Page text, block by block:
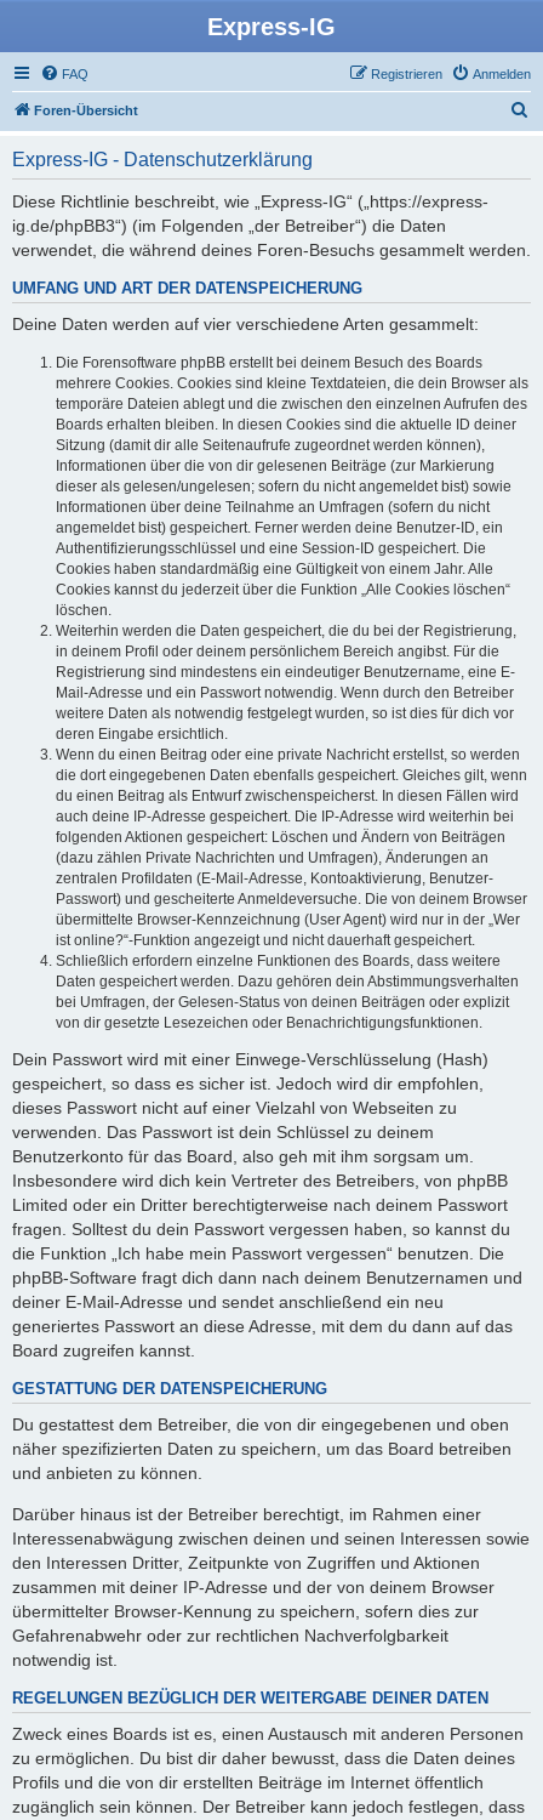
Express-IG
FAQ Anmelden
Registrieren
Foren-Übersicht
Express-IG - Datenschutzerklärung
Diese Richtlinie beschreibt, wie „Express-IG“ („https://express-
ig.de/phpBB3“) (im Folgenden „der Betreiber“) die Daten
verwendet, die während deines Foren-Besuchs gesammelt werden.
UMFANG UND ART DER DATENSPEICHERUNG
Deine Daten werden auf vier verschiedene Arten gesammelt:
Die Forensoftware phpBB erstellt bei deinem Besuch des Boards
mehrere Cookies. Cookies sind kleine Textdateien, die dein Browser als
temporäre Dateien ablegt und die zwischen den einzelnen Aufrufen des
Boards erhalten bleiben. In diesen Cookies sind die aktuelle ID deiner
Sitzung (damit dir alle Seitenaufrufe zugeordnet werden können),
Informationen über die von dir gelesenen Beiträge (zur Markierung
dieser als gelesen/ungelesen; sofern du nicht angemeldet bist) sowie
Informationen über deine Teilnahme an Umfragen (sofern du nicht
angemeldet bist) gespeichert. Ferner werden deine Benutzer-ID, ein
Authentifizierungsschlüssel und eine Session-ID gespeichert. Die
Cookies haben standardmäßig eine Gültigkeit von einem Jahr. Alle
Cookies kannst du jederzeit über die Funktion „Alle Cookies löschen“
löschen.
Weiterhin werden die Daten gespeichert, die du bei der Registrierung,
in deinem Profil oder deinem persönlichem Bereich angibst. Für die
Registrierung sind mindestens ein eindeutiger Benutzername, eine E-
Mail-Adresse und ein Passwort notwendig. Wenn durch den Betreiber
weitere Daten als notwendig festgelegt wurden, so ist dies für dich vor
deren Eingabe ersichtlich.
Wenn du einen Beitrag oder eine private Nachricht erstellst, so werden
die dort eingegebenen Daten ebenfalls gespeichert. Gleiches gilt, wenn
du einen Beitrag als Entwurf zwischenspeicherst. In diesen Fällen wird
auch deine IP-Adresse gespeichert. Die IP-Adresse wird weiterhin bei
folgenden Aktionen gespeichert: Löschen und Ändern von Beiträgen
(dazu zählen Private Nachrichten und Umfragen), Änderungen an
zentralen Profildaten (E-Mail-Adresse, Kontoaktivierung, Benutzer-
Passwort) und gescheiterte Anmeldeversuche. Die von deinem Browser
übermittelte Browser-Kennzeichnung (User Agent) wird nur in der „Wer
ist online?“-Funktion angezeigt und nicht dauerhaft gespeichert.
Schließlich erfordern einzelne Funktionen des Boards, dass weitere
Daten gespeichert werden. Dazu gehören dein Abstimmungsverhalten
bei Umfragen, der Gelesen-Status von deinen Beiträgen oder explizit
von dir gesetzte Lesezeichen oder Benachrichtigungsfunktionen.
Dein Passwort wird mit einer Einwege-Verschlüsselung (Hash)
gespeichert, so dass es sicher ist. Jedoch wird dir empfohlen,
dieses Passwort nicht auf einer Vielzahl von Webseiten zu
verwenden. Das Passwort ist dein Schlüssel zu deinem
Benutzerkonto für das Board, also geh mit ihm sorgsam um.
Insbesondere wird dich kein Vertreter des Betreibers, von phpBB
Limited oder ein Dritter berechtigterweise nach deinem Passwort
fragen. Solltest du dein Passwort vergessen haben, so kannst du
die Funktion „Ich habe mein Passwort vergessen“ benutzen. Die
phpBB-Software fragt dich dann nach deinem Benutzernamen und
deiner E-Mail-Adresse und sendet anschließend ein neu
generiertes Passwort an diese Adresse, mit dem du dann auf das
Board zugreifen kannst.
GESTATTUNG DER DATENSPEICHERUNG
Du gestattest dem Betreiber, die von dir eingegebenen und oben
näher spezifizierten Daten zu speichern, um das Board betreiben
und anbieten zu können.
Darüber hinaus ist der Betreiber berechtigt, im Rahmen einer
Interessenabwägung zwischen deinen und seinen Interessen sowie
den Interessen Dritter, Zeitpunkte von Zugriffen und Aktionen
zusammen mit deiner IP-Adresse und der von deinem Browser
übermittelter Browser-Kennung zu speichern, sofern dies zur
Gefahrenabwehr oder zur rechtlichen Nachverfolgbarkeit
notwendig ist.
REGELUNGEN BEZÜGLICH DER WEITERGABE DEINER DATEN
Zweck eines Boards ist es, einen Austausch mit anderen Personen
zu ermöglichen. Du bist dir daher bewusst, dass die Daten deines
Profils und die von dir erstellten Beiträge im Internet öffentlich
zugänglich sein können. Der Betreiber kann jedoch festlegen, dass